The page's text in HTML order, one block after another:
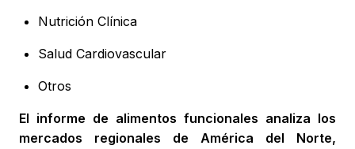
Nutrición Clínica
Salud Cardiovascular
Otros
El informe de alimentos funcionales analiza los
mercados regionales de América del Norte,